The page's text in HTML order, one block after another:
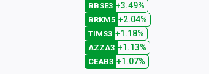
BBSE3 +3.49%
BRKM5 +2.04%
TIMS3 +1.18%
AZZA3 +1.13%
CEAB3 +1.07%